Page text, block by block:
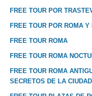
FREE TOUR POR
FREE TOUR POR ROMA Y
FREE TOUR ROMA
FREE TOUR ROMA
FREE TOUR ROMA
SECRETOS DE LA